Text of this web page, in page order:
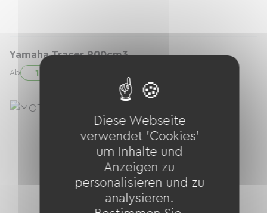
Yamaha Tracer 900cm3
Ab 120.00 € / Tag
Diese Webseite
verwendet 'Cookies'
um Inhalte und
Anzeigen zu
personalisieren und zu
analysieren.